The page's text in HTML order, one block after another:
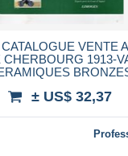
VENTE
CHERBOURG 1913-
± US$ 32,37